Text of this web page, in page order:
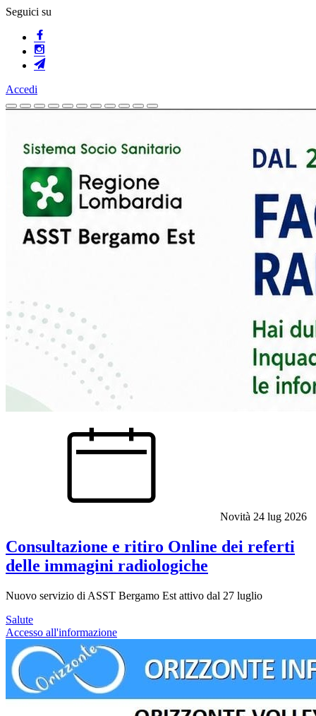
Seguici su
Accedi
Homepage
Novità 24 lug 2026
Consultazione e ritiro Online dei referti
delle immagini radiologiche
Nuovo servizio di ASST Bergamo Est attivo dal 27 luglio
Salute
Accesso all'informazione